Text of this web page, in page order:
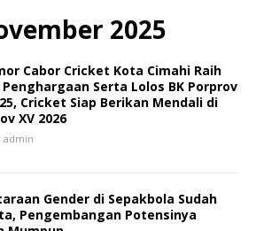
2025
Cabor Cricket Kota Cimahi Raih
Serta Lolos BK Porprov
Cricket Siap Berikan Mendali di
XV 2026
admin
Gender di Sepakbola Sudah
Pengembangan Potensinya